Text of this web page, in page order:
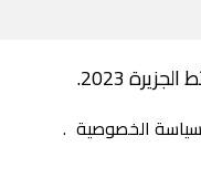
2023.
سياسة الخصوصية